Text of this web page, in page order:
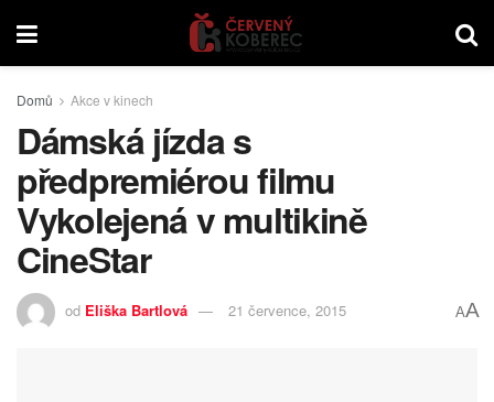
Domů Akce v kinech
Dámská jízda s
předpremiérou filmu
Vykolejená v multikině
CineStar
od Eliška Bartlová 21 července, 2015 AA